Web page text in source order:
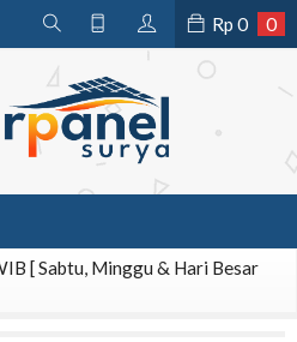
Rp 0 0
[ Sabtu, Minggu & Hari Besar